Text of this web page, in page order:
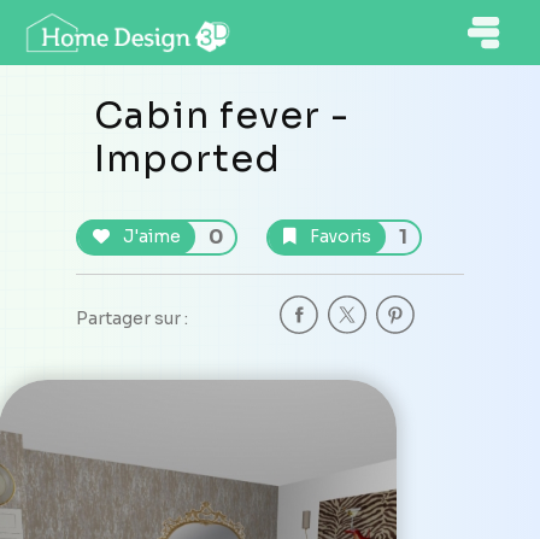
Cabin fever -
Imported
J'aime 0 Favoris 1
Partager sur :